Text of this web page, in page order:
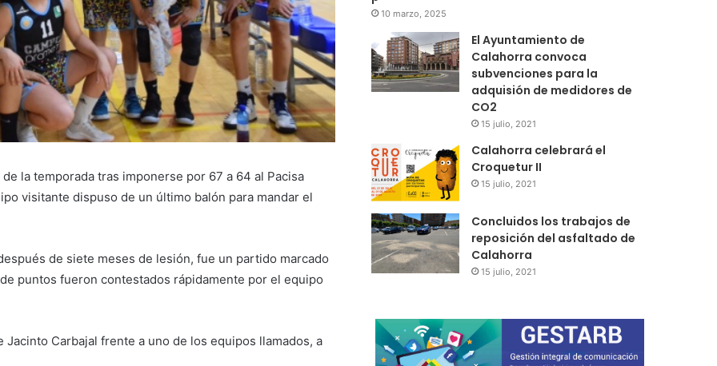
la temporada tras imponerse por 67 a 64 al Pacisa
visitante dispuso de un último balón para mandar el
de siete meses de lesión, fue un partido marcado
puntos fueron contestados rápidamente por el equipo
Carbajal frente a uno de los equipos llamados, a
10 marzo, 2025
El Ayuntamiento de
Calahorra convoca
subvenciones para la
adquisión de medidores de
CO2
15 julio, 2021
Calahorra celebrará el
Croquetur II
15 julio, 2021
Concluidos los trabajos de
reposición del asfaltado de
Calahorra
15 julio, 2021